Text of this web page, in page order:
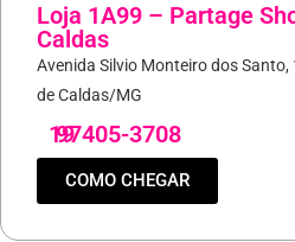
Loja 1A99 – Partage
Caldas
Avenida Silvio Monteiro dos
de Caldas/MG
19
97405-3708
COMO CHEGAR